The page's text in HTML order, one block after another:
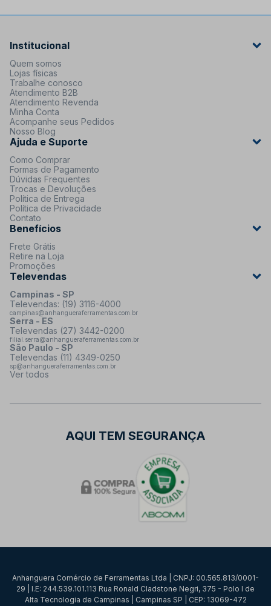
Institucional
Quem somos
Lojas físicas
Trabalhe conosco
Atendimento B2B
Atendimento Revenda
Minha Conta
Acompanhe seus Pedidos
Nosso Blog
Ajuda e Suporte
Como Comprar
Formas de Pagamento
Dúvidas Frequentes
Trocas e Devoluções
Política de Entrega
Política de Privacidade
Contato
Benefícios
Frete Grátis
Retire na Loja
Promoções
Televendas
Campinas - SP
Televendas: (19) 3116-4000
campinas@anhangueraferramentas.com.br
Serra - ES
Televendas (27) 3442-0200
filial.serra@anhangueraferramentas.com.br
São Paulo - SP
Televendas (11) 4349-0250
sp@anhangueraferramentas.com.br
Ver todos
AQUI TEM SEGURANÇA
Anhanguera Comércio de Ferramentas Ltda | CNPJ: 00.565.813/0001-
29 | I.E: 244.539.101.113 Rua Ronald Cladstone Negri, 375 - Polo I de
Alta Tecnologia de Campinas | Campinas SP | CEP: 13069-472